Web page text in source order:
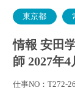
東京都
情報 安田
師 2027年
仕事NO：T272-